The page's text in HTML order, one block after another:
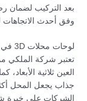
بعد التركيب لضمان
وفق أحدث الاتجاهات
لوحات محلات 3D في العين
تعتبر شركة الملكي
العين ثلاثية
جذاب يجعل المحل